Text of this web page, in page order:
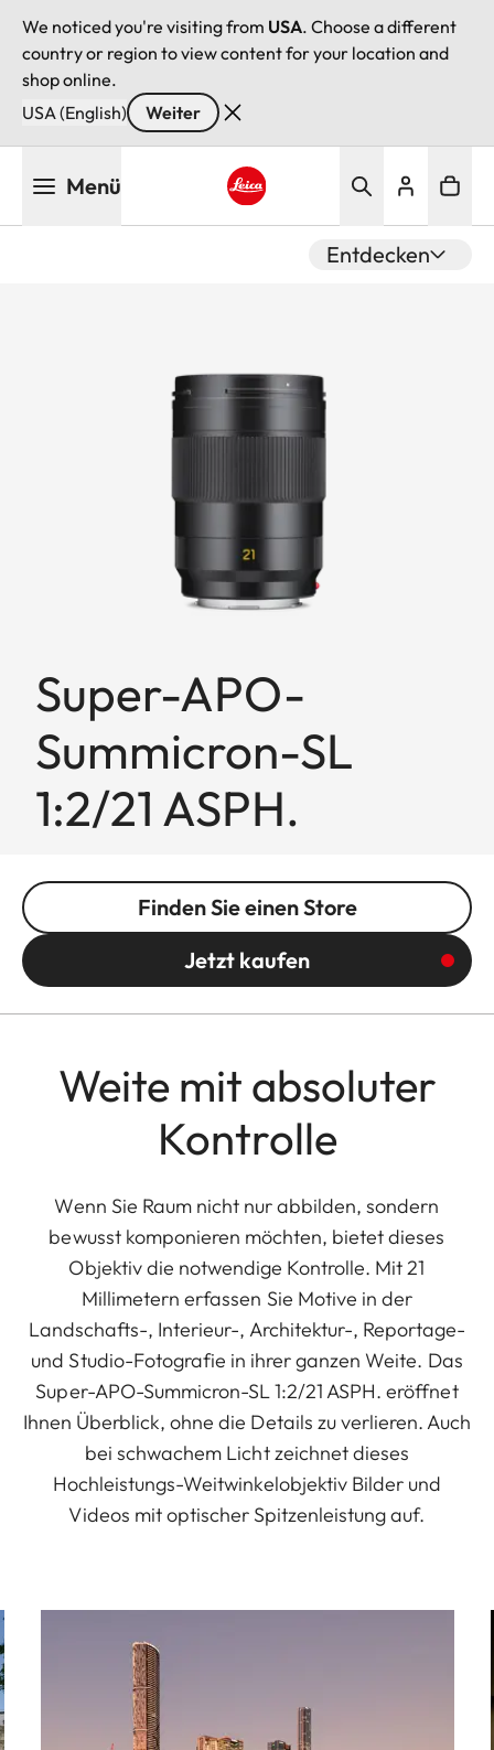
We noticed you're visiting from USA. Choose a different
country or region to view content for your location and
shop online.
USA (English)
Weiter
Menü
Entdecken
Super-APO-
Summicron-SL
1:2/21 ASPH.
Finden Sie einen Store
Jetzt kaufen
Weite mit absoluter
Kontrolle
Wenn Sie Raum nicht nur abbilden, sondern
bewusst komponieren möchten, bietet dieses
Objektiv die notwendige Kontrolle. Mit 21
Millimetern erfassen Sie Motive in der
Landschafts-, Interieur-, Architektur-, Reportage-
und Studio-Fotografie in ihrer ganzen Weite. Das
Super-APO-Summicron-SL 1:2/21 ASPH. eröffnet
Ihnen Überblick, ohne die Details zu verlieren. Auch
bei schwachem Licht zeichnet dieses
Hochleistungs-Weitwinkelobjektiv Bilder und
Videos mit optischer Spitzenleistung auf.